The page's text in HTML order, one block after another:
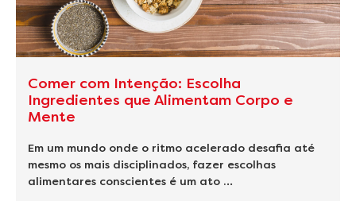
Comer com Intenção: Escolha
Ingredientes que Alimentam Corpo e
Mente
Em um mundo onde o ritmo acelerado desafia até
mesmo os mais disciplinados, fazer escolhas
alimentares conscientes é um ato …